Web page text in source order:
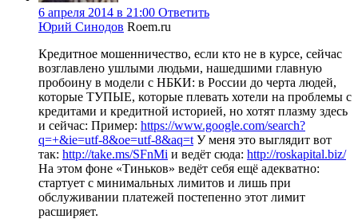
6 апреля 2014 в 21:00 Ответить
Юрий Синодов Roem.ru
Кредитное мошенничество, если кто не в курсе, сейчас
возглавлено ушлыми людьми, нашедшими главную
пробоину в модели с НБКИ: в России до черта людей,
которые ТУПЫЕ, которые плевать хотели на проблемы с
кредитами и кредитной историей, но хотят плазму здесь
и сейчас: Пример: https://www.google.com/search?
q=+&ie=utf-8&oe=utf-8&aq=t У меня это выглядит вот
так: http://take.ms/SFnMi и ведёт сюда: http://roskapital.biz/
На этом фоне «Тиньков» ведёт себя ещё адекватно:
стартует с минимальных лимитов и лишь при
обслуживании платежей постепенно этот лимит
расширяет.